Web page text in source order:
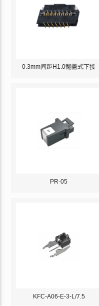
0.3mm间距H1.0翻盖式下接
PR-05
KFC-A06-E-3-L/7.5